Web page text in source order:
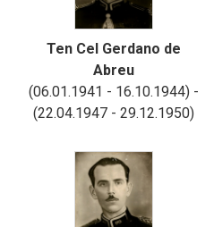
Ten Cel Gerdano de
Abreu
(06.01.1941 - 16.10.1944) -
(22.04.1947 - 29.12.1950)